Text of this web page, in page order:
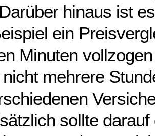
hinaus ist
ein
Minuten
mehrere
sollte